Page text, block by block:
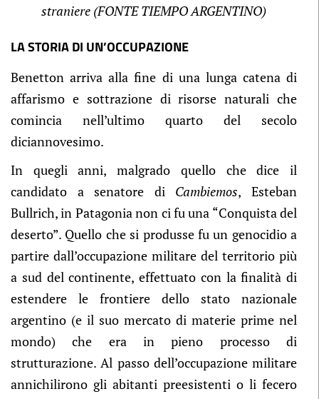
straniere (FONTE TIEMPO ARGENTINO)
LA STORIA DI UN’OCCUPAZIONE
Benetton arriva alla fine di una lunga catena di
affarismo e sottrazione di risorse naturali che
comincia nell’ultimo quarto del secolo
diciannovesimo.
In quegli anni, malgrado quello che dice il
candidato a senatore di Cambiemos, Esteban
Bullrich, in Patagonia non ci fu una “Conquista del
deserto”. Quello che si produsse fu un genocidio a
partire dall’occupazione militare del territorio più
a sud del continente, effettuato con la finalità di
estendere le frontiere dello stato nazionale
argentino (e il suo mercato di materie prime nel
mondo) che era in pieno processo di
strutturazione. Al passo dell’occupazione militare
annichilirono gli abitanti preesistenti o li fecero